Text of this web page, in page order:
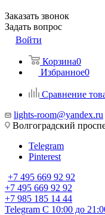
Заказать звонок
Задать вопрос
Войти
Корзина0
Избранное0
Сравнение
lights-room@yandex.ru
Волгоградский
Telegram
Pinterest
+7 495 669 92 92
+7 495 669 92 92
+7 985 185 14 44
Telegram С 10:00 до